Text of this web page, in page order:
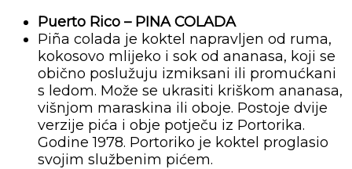
Puerto Rico – PINA COLADA
Piña colada je koktel napravljen od ruma,
kokosovo mlijeko i sok od ananasa, koji se
obično poslužuju izmiksani ili promućkani
s ledom. Može se ukrasiti kriškom ananasa,
višnjom maraskina ili oboje. Postoje dvije
verzije pića i obje potječu iz Portorika.
Godine 1978. Portoriko je koktel proglasio
svojim službenim pićem.